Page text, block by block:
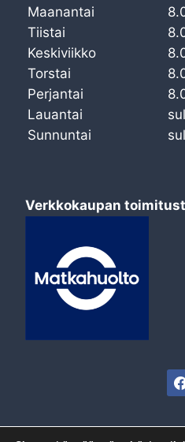
Maanantai
Tiistai
Keskiviikko
Torstai
Perjantai
Lauantai
Sunnuntai
Verkkokaupan